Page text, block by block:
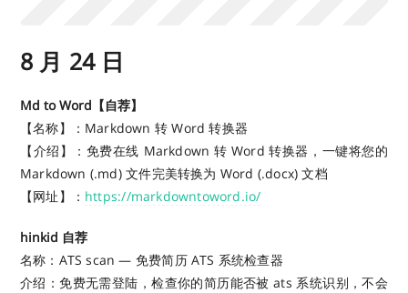
8 月 24 日
Md to Word【自荐】
【名称】：Markdown 转 Word 转换器
【介绍】：免费在线 Markdown 转 Word 转换器，一键将您的
Markdown (.md) 文件完美转换为 Word (.docx) 文档
【网址】： https://markdowntoword.io/
hinkid 自荐
名称：ATS scan — 免费简历 ATS 系统检查器
介绍：免费无需登陆，检查你的简历能否被 ats 系统识别，不会